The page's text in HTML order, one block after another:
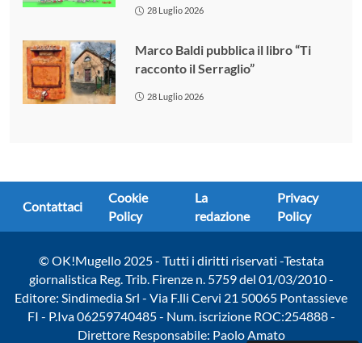
28 Luglio 2026
Marco Baldi pubblica il libro “Ti
racconto il Serraglio”
28 Luglio 2026
Contattaci
Cookie
Policy
La
redazione
Privacy
Policy
© OK!Mugello 2025 - Tutti i diritti riservati -Testata
giornalistica Reg. Trib. Firenze n. 5759 del 01/03/2010 -
Editore: Sindimedia Srl - Via F.lli Cervi 21 50065 Pontassieve
FI - P.Iva 06259740485 - Num. iscrizione ROC:254888 -
Direttore Responsabile: Paolo Amato